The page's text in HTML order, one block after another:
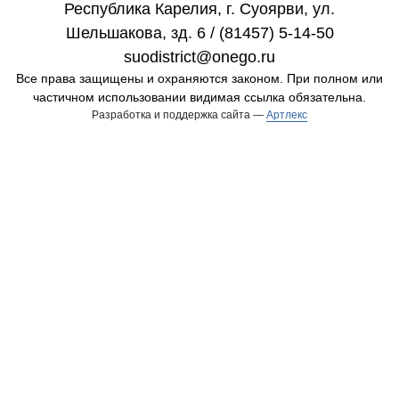
Республика Карелия, г. Cуоярви, ул.
Шельшакова, зд. 6 / (81457) 5-14-50
suodistrict@onego.ru
Все права защищены и охраняются законом. При полном или
частичном использовании видимая ссылка обязательна.
Разработка и поддержка сайта — Артлекс